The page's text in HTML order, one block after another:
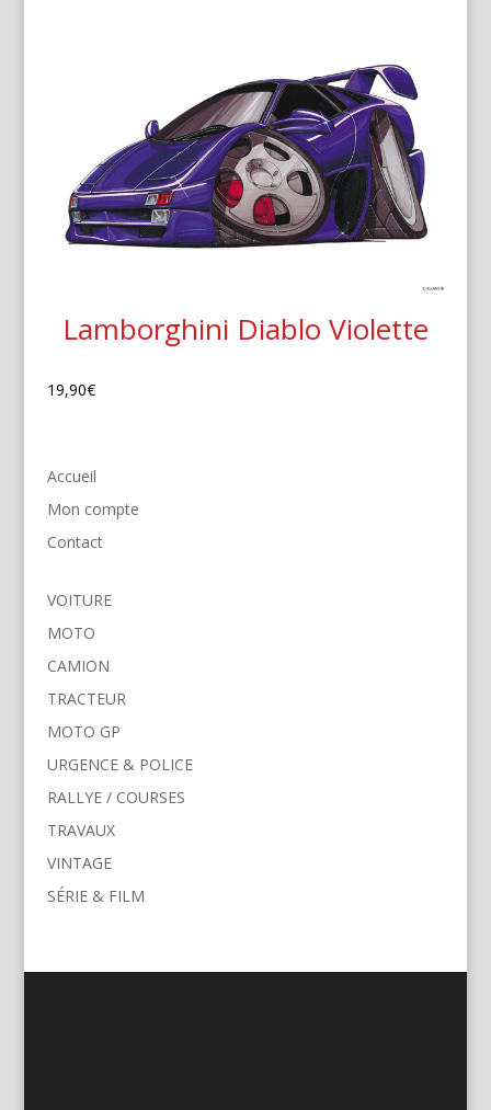
Lamborghini Diablo Violette
19,90€
Accueil
Mon compte
Contact
VOITURE
MOTO
CAMION
TRACTEUR
MOTO GP
URGENCE & POLICE
RALLYE / COURSES
TRAVAUX
VINTAGE
SÉRIE & FILM